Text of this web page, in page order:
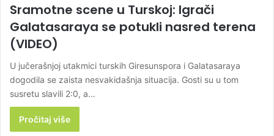
Sramotne scene u Turskoj: Igrači
Galatasaraya se potukli nasred terena
(VIDEO)
U jučerašnjoj utakmici turskih Giresunspora i Galatasaraya
dogodila se zaista nesvakidašnja situacija. Gosti su u tom
susretu slavili 2:0, a…
Pročitaj više